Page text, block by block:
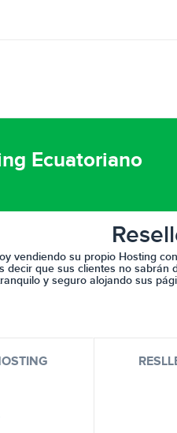
Ecuatoriano
vendiendo su propio Hosting
decir que sus clientes no sabrán
y seguro alojando sus